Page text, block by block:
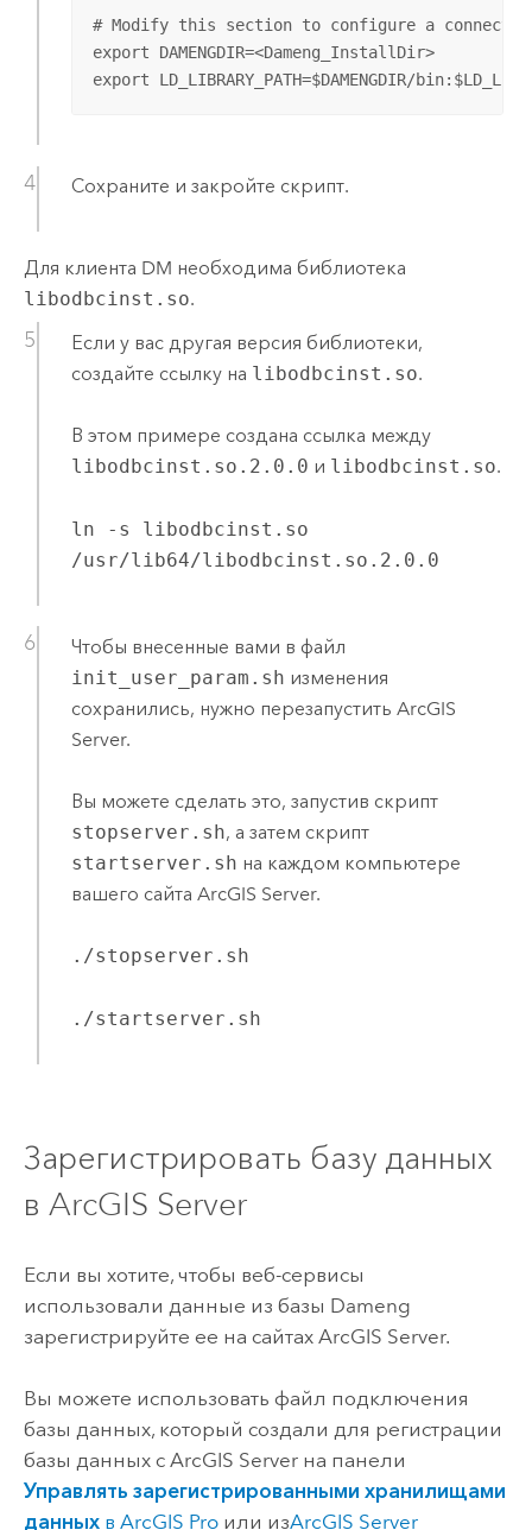
# Modify this section to configure a
export DAMENGDIR=<Dameng_InstallDir>
export LD_LIBRARY_PATH=$DAMENGDIR/
Сохраните и закройте скрипт.
Для клиента DM необходима библиотека
libodbcinst.so.
Если у вас другая версия библиотеки,
создайте ссылку на libodbcinst.so.
В этом примере создана ссылка между
libodbcinst.so.2.0.0 и libodbcinst.so.
ln -s libodbcinst.so
/usr/lib64/libodbcinst.so.2.0.0
Чтобы внесенные вами в файл
init_user_param.sh изменения
сохранились, нужно перезапустить ArcGIS
Server.
Вы можете сделать это, запустив скрипт
stopserver.sh, а затем скрипт
startserver.sh на каждом компьютере
вашего сайта ArcGIS Server.
./stopserver.sh
./startserver.sh
Зарегистрировать базу данных
в ArcGIS Server
Если вы хотите, чтобы веб-сервисы
использовали данные из базы Dameng
зарегистрируйте ее на сайтах ArcGIS Server.
Вы можете использовать файл подключения
базы данных, который создали для регистрации
базы данных с ArcGIS Serverна панели
Управлять зарегистрированными хранилищами
данныхв ArcGIS Proили изArcGIS Server